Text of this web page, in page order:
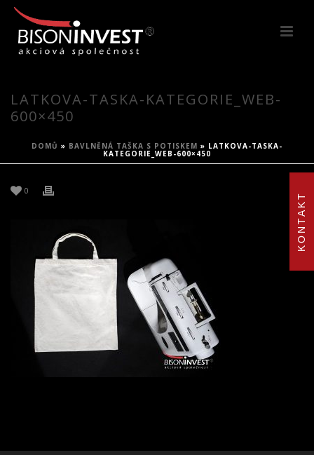
KONTAKT
LATKOVA-TASKA-KATEGORIE_WEB-
600×450
DOMŮ » BAVLNĚNÁ TAŠKA S POTISKEM » LATKOVA-TASKA-
KATEGORIE_WEB-600×450
0